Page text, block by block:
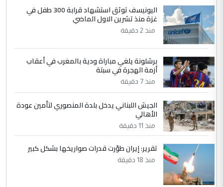
الموضوع :
الجواهري يرد على صدام حسين سل
مضجعيك يابن الزنا (نص كامل)
4 سردار
التعليق : واحد من عصابة علي ماما يسقط
جنسية الرافد الثالث للعراق ومن اصول عريقة
ابا فرات ...
الموضوع :
الجواهري يرد على صدام حسين سل
مضجعيك يابن الزنا (نص كامل)
التعليق : تحياتي لك استاذ حامدتركان. كلام
دقيق ومسؤول؛ فالاستثمار الحقيقي للإنسان
وثروات البلد يعتمد على الكفاءة ...
اليونيسف توثق استشهاد قرابة 300 طفل في
غزة منذ تشرين الاول الماضي
منذ 2 دقيقة
برشلونة يلغي مباراة ودية بالمغرب في أعقاب
أزمة الهجرة في سبتة
منذ 7 دقيقة
الجيش اللبناني يدخل بلدة المنصوري لتأمين عودة
الأهالي
منذ 11 دقيقة
تقرير: إيران طوّرت قدرات صواريخها بشكل كبير
منذ 18 دقيقة